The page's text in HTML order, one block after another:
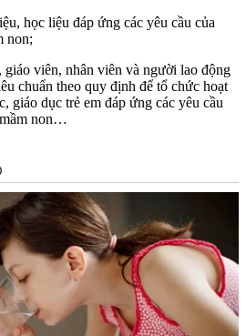
học liệu đáp ứng các yêu cầu của
non;
viên, nhân viên và người lao động
chuẩn theo quy định để tổ chức hoạt
giáo dục trẻ em đáp ứng các yêu cầu
non…